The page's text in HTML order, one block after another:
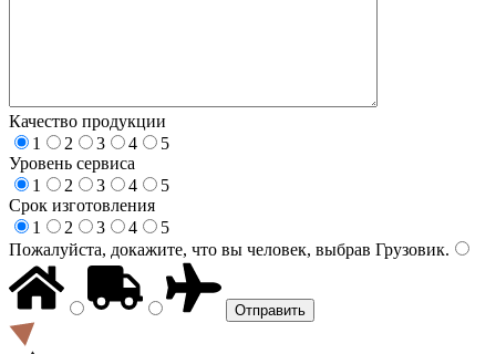
Качество продукции
1
2 3 4
5
Уровень сервиса
1
2 3 4
5
Срок изготовления
1
2 3 4
5
Пожалуйста, докажите, что вы человек, выбрав Грузовик.